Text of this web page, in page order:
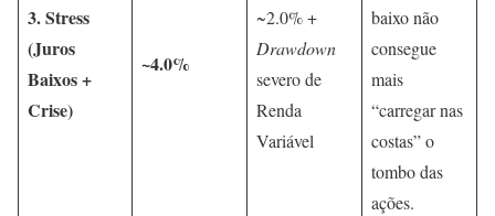
3. Stress
(Juros
Baixos +
Crise)
~4.0%
~2.0% +
Drawdown
severo de
Renda
Variável
baixo não
consegue
mais
“carregar nas
costas” o
tombo das
ações.